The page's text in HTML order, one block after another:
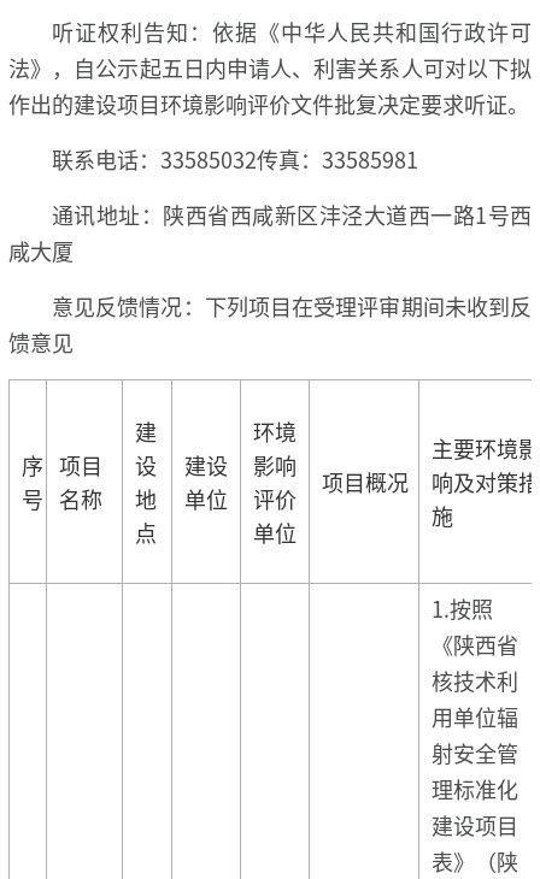
听证权利告知：依据《中华人民共和国行政许可
法》，自公示起五日内申请人、利害关系人可对以下拟
作出的建设项目环境影响评价文件批复决定要求听证。
联系电话：33585032传真：33585981
通讯地址：陕西省西咸新区沣泾大道西一路1号西
咸大厦
意见反馈情况：下列项目在受理评审期间未收到反
馈意见
序
号
项目
名称
建
设
地
点
建设
单位
环境
影响
评价
单位
项目概况
主要环境影
响及对策措
施
1.按照
《陕西省
核技术利
用单位辐
射安全管
理标准化
建设项目
表》（陕